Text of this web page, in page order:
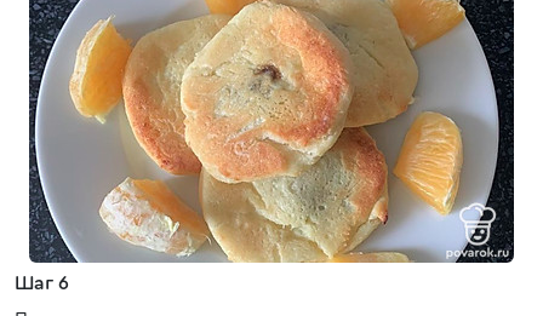
Шаг 6